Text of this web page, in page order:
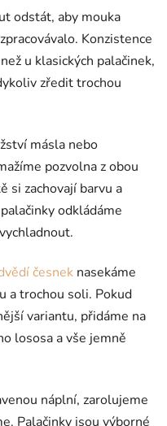
odstát, aby mouka
Konzistence
u klasických palačinek,
zředit trochou
másla nebo
pozvolna z obou
si zachovají barvu a
odkládáme
česnek nasekáme
a trochou soli. Pokud
variantu, přidáme na
lososa a vše jemně
náplní, zarolujeme
Palačinky jsou výborné